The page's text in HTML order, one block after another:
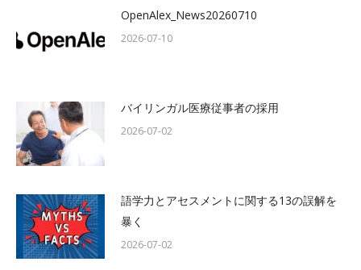
OpenAlex_News20260710
2026-07-10
バイリンガル医療従事者の採用
2026-07-02
語学力とアセスメントに関する13の誤解を
暴く
2026-07-02